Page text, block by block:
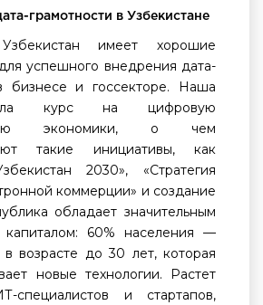
грамотности в Узбекистане
имеет хорошие
успешного внедрения дата-
бизнесе и госсекторе. Наша
курс на цифровую
экономики, о чем
такие инициативы, как
2030», «Стратегия
коммерции» и создание
обладает значительным
капиталом: 60% населения —
возрасте до 30 лет, которая
новые технологии. Растет
специалистов и стартапов,